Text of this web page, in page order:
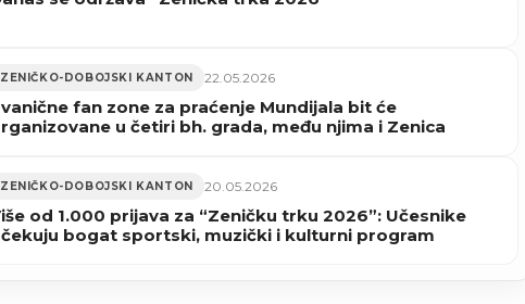
ZENIČKO-DOBOJSKI KANTON 22.05.2026
fan zone za praćenje Mundijala bit će
u četiri bh. grada, među njima i Zenica
ZENIČKO-DOBOJSKI KANTON 20.05.2026
od 1.000 prijava za “Zeničku trku 2026”: Učesnike
bogat sportski, muzički i kulturni program